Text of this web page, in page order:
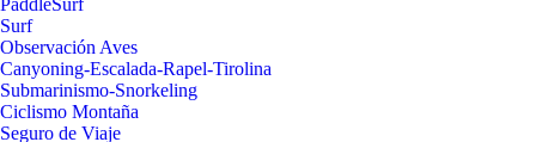
PaddleSurf
Surf
Observación Aves
Canyoning-Escalada-Rapel-Tirolina
Submarinismo-Snorkeling
Ciclismo Montaña
Seguro de Viaje